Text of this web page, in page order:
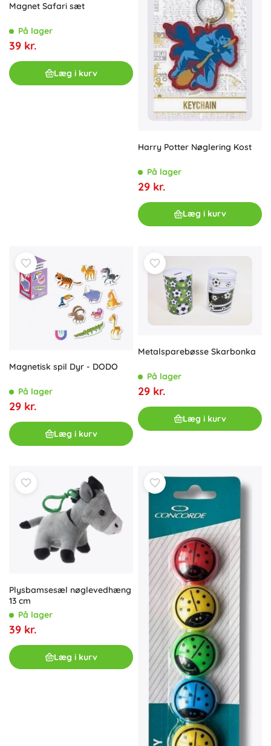
Magnet Safari sæt
På lager
39 kr.
Læg i kurv
Harry Potter Nøglering Kost
På lager
29 kr.
Læg i kurv
Magnetisk spil Dyr - DODO
På lager
29 kr.
Læg i kurv
Metalsparebøsse Skarbonka
På lager
29 kr.
Læg i kurv
Plysbamsesæl nøglevedhæng
13 cm
På lager
39 kr.
Læg i kurv